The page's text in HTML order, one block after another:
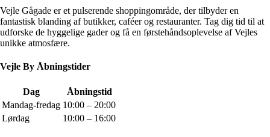
Vejle Gågade er et pulserende shoppingområde, der tilbyder en
fantastisk blanding af butikker, caféer og restauranter. Tag dig tid til at
udforske de hyggelige gader og få en førstehåndsoplevelse af Vejles
unikke atmosfære.
Vejle By Åbningstider
Dag
Åbningstid
Mandag-fredag 10:00 – 20:00
Lørdag
10:00 – 16:00